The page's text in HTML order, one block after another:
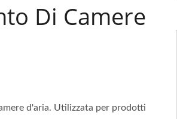
Di Camere
d'aria. Utilizzata per prodotti